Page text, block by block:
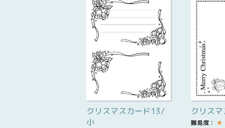
クリスマスカード13/
小
クリス
難易度： ★